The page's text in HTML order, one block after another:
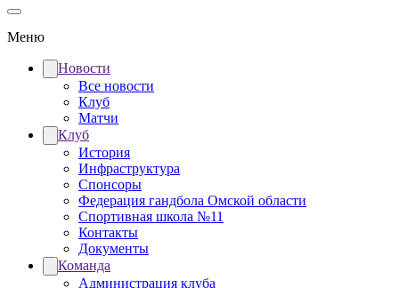
Меню
Новости
Все новости
Клуб
Матчи
Клуб
История
Инфраструктура
Спонсоры
Федерация гандбола Омской области
Спортивная школа №11
Контакты
Документы
Команда
Администрация клуба